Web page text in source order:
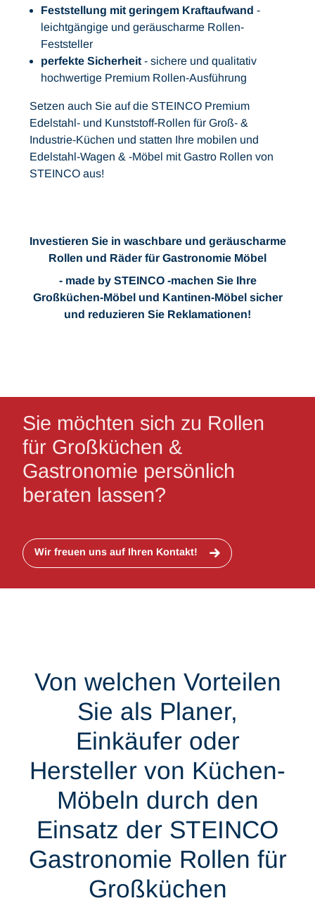
Feststellung mit geringem Kraftaufwand -
leichtgängige und geräuscharme Rollen-
Feststeller
perfekte Sicherheit - sichere und qualitativ
hochwertige Premium Rollen-Ausführung
Setzen auch Sie auf die STEINCO Premium
Edelstahl- und Kunststoff-Rollen für Groß- &
Industrie-Küchen und statten Ihre mobilen und
Edelstahl-Wagen & -Möbel mit Gastro Rollen von
STEINCO aus!
Investieren Sie in waschbare und geräuscharme
Rollen und Räder für Gastronomie Möbel
- made by STEINCO -machen Sie Ihre
Großküchen-Möbel und Kantinen-Möbel sicher
und reduzieren Sie Reklamationen!
Sie möchten sich zu Rollen
für Großküchen &
Gastronomie persönlich
beraten lassen?
Wir freuen uns auf Ihren Kontakt!
Von welchen Vorteilen
Sie als Planer,
Einkäufer oder
Hersteller von Küchen-
Möbeln durch den
Einsatz der STEINCO
Gastronomie Rollen für
Großküchen